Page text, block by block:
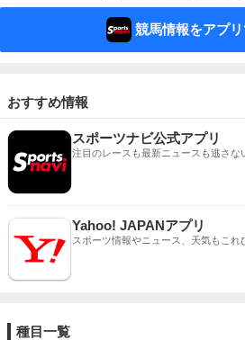
競馬情報をアプ
おすすめ情報
スポーツナビ公式アプリ
注目のレースも最新ニュースも逃さな
Yahoo! JAPANアプリ
スポーツ情報やニュース、天気もこれ
種目一覧